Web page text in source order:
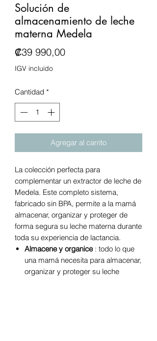
Solución de
almacenamiento de leche
materna Medela
₡39 990,00Precio
IGV incluido
Cantidad *
Agregar al carrito
La colección perfecta para
complementar un extractor de leche de
Medela. Este completo sistema,
fabricado sin BPA, permite a la mamá
almacenar, organizar y proteger de
forma segura su leche materna durante
toda su experiencia de lactancia.
Almacene y organice: todo lo que
una mamá necesita para almacenar,
organizar y proteger su leche